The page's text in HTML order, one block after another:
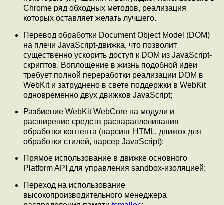
Chrome ряд обходных методов, реализация
которых оставляет желать лучшего.
Перевод обработки Document Object Model (DOM)
на плечи JavaScript-движка, что позволит
существенно ускорить доступ к DOM из JavaScript-
скриптов. Воплощение в жизнь подобной идеи
требует полной переработки реализации DOM в
WebKit и затруднено в свете поддержки в WebKit
одновременно двух движков JavaScript;
Разбиение WebKit WebCore на модули и
расширение средств распараллеливания
обработки контента (парсинг HTML, движок для
обработки стилей, парсер JavaScript);
Прямое использование в движке основного
Platform API для управления sandbox-изоляцией;
Переход на использование
высокопроизводительного менеджера